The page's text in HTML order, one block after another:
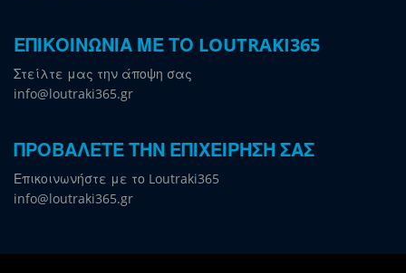
ΕΠΙΚΟΙΝΩΝΙΑ ΜΕ ΤΟ LOUTRAKI365
Στείλτε μας την άποψη σας
info@loutraki365.gr
ΠΡΟΒΑΛΕΤΕ ΤΗΝ ΕΠΙΧΕΙΡΗΣΗ ΣΑΣ
Επικοινωνήστε με το Loutraki365
info@loutraki365.gr